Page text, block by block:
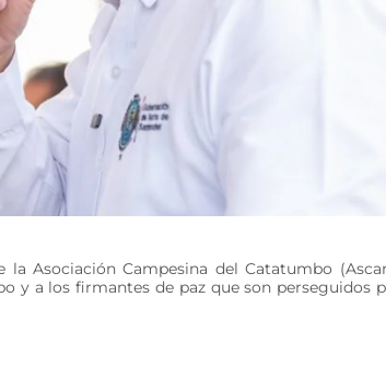
la Asociación Campesina del Catatumbo
y a los firmantes de paz que son perseguidos